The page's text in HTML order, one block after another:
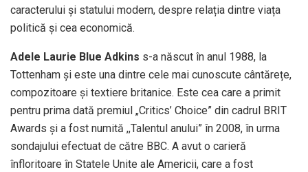
caracterului și statului modern, despre relația dintre viața
politică și cea economică.
Adele Laurie Blue Adkins s-a născut în anul 1988, la
Tottenham și este una dintre cele mai cunoscute cântărețe,
compozitoare și textiere britanice. Este cea care a primit
pentru prima dată premiul „Critics’ Choice” din cadrul BRIT
Awards și a fost numită ,,Talentul anului” în 2008, în urma
sondajului efectuat de către BBC. A avut o carieră
înfloritoare în Statele Unite ale Americii, care a fost